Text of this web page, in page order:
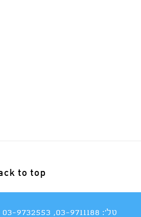
to top
טל': 03-9711188
,
03-9732553